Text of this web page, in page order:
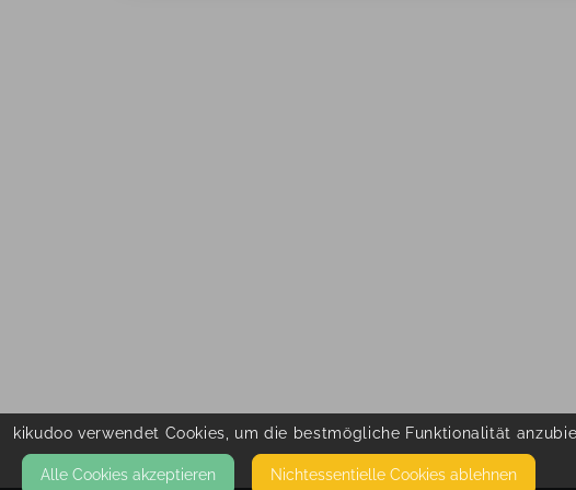
kikudoo verwendet Cookies, um die bestmögliche Funktionalität
Alle Cookies akzeptieren Nicht­essentielle Cookies ablehnen